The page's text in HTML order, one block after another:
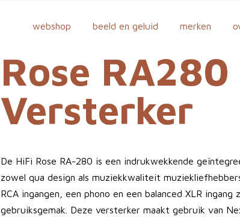
webshop beeld en geluid merken
Rose RA280
Versterker
De HiFi Rose RA-280 is een indrukwekkende
zowel qua design als muziekkwaliteit
RCA ingangen, een phono en een balanced XLR
gebruiksgemak. Deze versterker maakt gebruik van